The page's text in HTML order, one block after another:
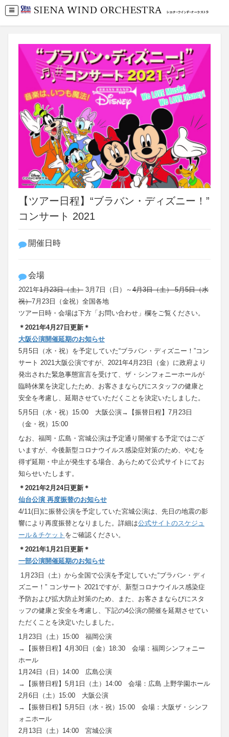
【ツアー日程】“ブラバン・ディズニー！”
コンサート 2021
開催日時
会場
2021年1月23日（土） 3月7日（日）～ 4月3日（土） 5月5日（水
祝）7月23日（金祝）全国各地
ツアー日時・会場は下方「お問い合わせ」欄をご覧ください。
＊2021年4月27日更新＊
大阪公演開催延期のお知らせ
5月5日（水・祝）を予定していた“ブラバン・ディズニー！”コン
サート 2021大阪公演ですが、2021年4月23日（金）に政府より
発出された緊急事態宣言を受けて、ザ・シンフォニーホールが
臨時休業を決定したため、お客さまならびにスタッフの健康と
安全を考慮し、延期させていただくことを決定いたしました。
5月5日（水・祝）15:00 大阪公演→【振替日程】7月23日
（金・祝）15:00
なお、福岡・広島・宮城公演は予定通り開催する予定ではござ
いますが、今後新型コロナウイルス感染症対策のため、やむを
得ず延期・中止が発生する場合、あらためて公式サイトにてお
知らせいたします。
＊2021年2月24日更新＊
仙台公演 再度振替のお知らせ
4/11(日)に振替公演を予定していた宮城公演は、先日の地震の影
響により再度振替となりました。詳細は公式サイトのスケジュ
ール＆チケット をご確認ください。
＊2021年1月21日更新＊
一部公演開催延期のお知らせ
1月23日（土）から全国で公演を予定していた“ブラバン・ディ
ズニー！” コンサート 2021ですが、新型コロナウイルス感染症
予防および拡大防止対策のため、また、お客さまならびにスタ
ッフの健康と安全を考慮し、下記の4公演の開催を延期させてい
ただくことを決定いたしました。
1月23日（土）15:00 福岡公演
→【振替日程】4月30日（金）18:30 会場：福岡シンフォニー
ホール
1月24日（日）14:00 広島公演
→【振替日程】5月1日（土）14:00 会場：広島 上野学園ホール
2月6日（土）15:00 大阪公演
→【振替日程】5月5日（水・祝）15:00 会場：大阪ザ・シンフ
ォニホール
2月13日（土）14:00 宮城公演